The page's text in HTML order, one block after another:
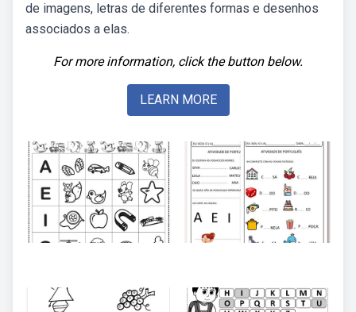
de imagens, letras de diferentes formas e desenhos
associados a elas.
For more information, click the button below.
LEARN MORE